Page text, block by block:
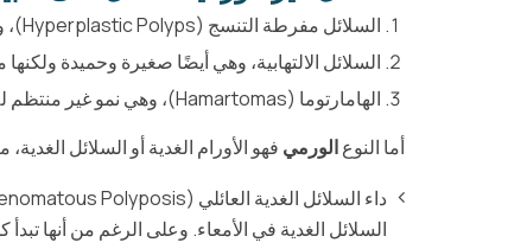
السلائل مفرطة التنسج (Hyperplastic Polyps)، وهي تغيرات مخاطية صغيرة حميدة لا تميل إلى التحول السرطاني.
السلائل الالتهابية، وهي أيضًا صغيرة وحميدة ولكنها
الهامارتوما (Hamartomas)، وهي نمو غير منتظم للأنسجة يُكوّن بنية متعددة الأنسجة، لكنها ليست سرطانية.
أما النوعالورمي فهو الأورام الغدية أو السلائل الغدية،
السلائل الغدية في الأمعاء. وعلى الرغم من أنها